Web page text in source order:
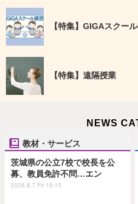
【特集】GIGAスクー
【特集】遠隔授業
NEWS
教材・サービス
茨城県の公立7校で校長を公
募、教員免許不問…エン
2026.8.7 Fri 19:15